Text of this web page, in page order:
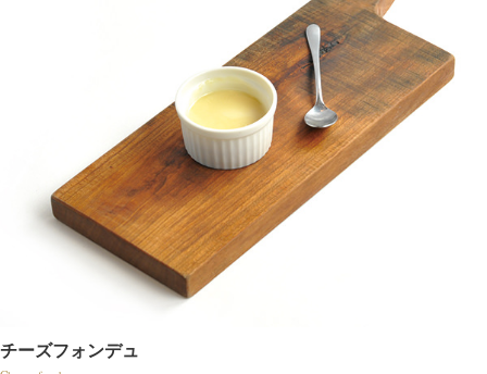
チーズフォンデュ